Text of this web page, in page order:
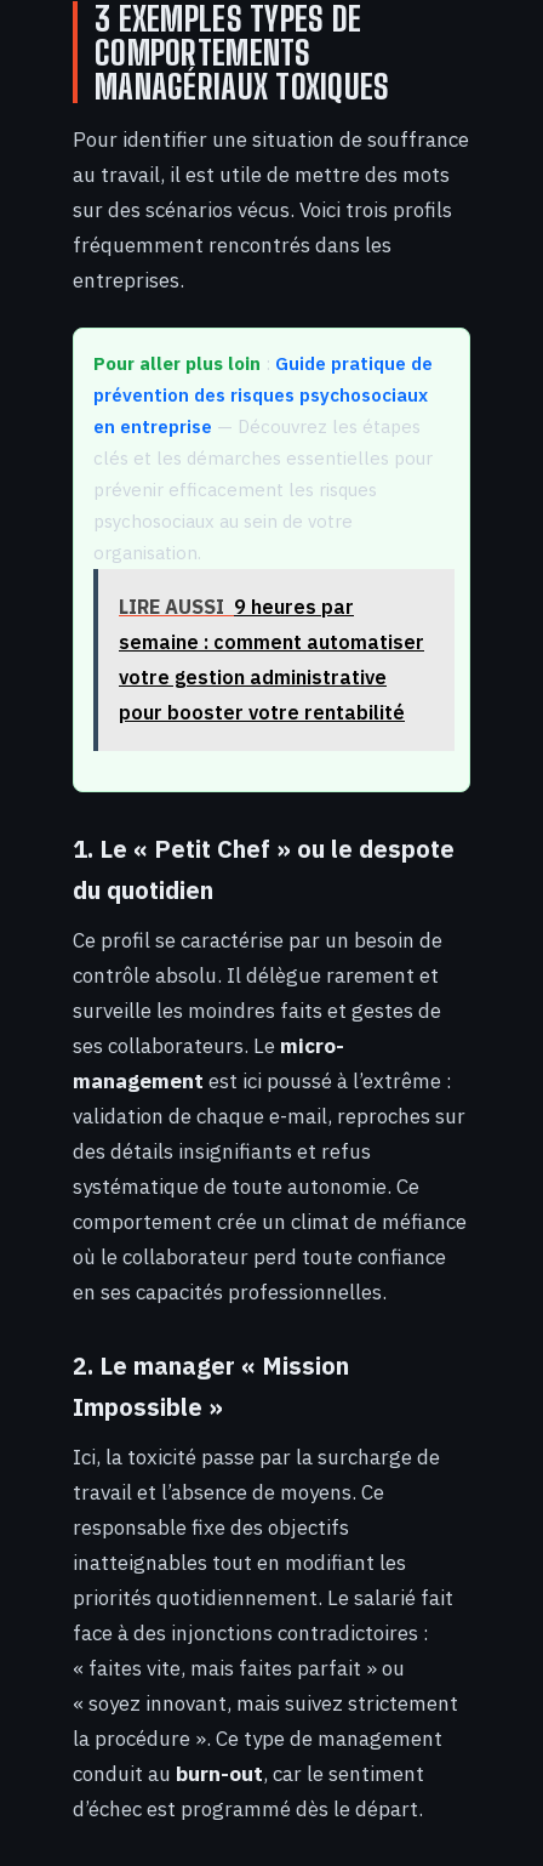
3 EXEMPLES TYPES DE
COMPORTEMENTS
MANAGÉRIAUX TOXIQUES
Pour identifier une situation de souffrance
au travail, il est utile de mettre des mots
sur des scénarios vécus. Voici trois profils
fréquemment rencontrés dans les
entreprises.
Pour aller plus loin : Guide pratique de
prévention des risques psychosociaux
en entreprise — Découvrez les étapes
clés et les démarches essentielles pour
prévenir efficacement les risques
psychosociaux au sein de votre
organisation.
LIRE AUSSI 9 heures par
semaine : comment automatiser
votre gestion administrative
pour booster votre rentabilité
1. Le « Petit Chef » ou le despote
du quotidien
Ce profil se caractérise par un besoin de
contrôle absolu. Il délègue rarement et
surveille les moindres faits et gestes de
ses collaborateurs. Le micro-
management est ici poussé à l’extrême :
validation de chaque e-mail, reproches sur
des détails insignifiants et refus
systématique de toute autonomie. Ce
comportement crée un climat de méfiance
où le collaborateur perd toute confiance
en ses capacités professionnelles.
2. Le manager « Mission
Impossible »
Ici, la toxicité passe par la surcharge de
travail et l’absence de moyens. Ce
responsable fixe des objectifs
inatteignables tout en modifiant les
priorités quotidiennement. Le salarié fait
face à des injonctions contradictoires :
« faites vite, mais faites parfait » ou
« soyez innovant, mais suivez strictement
la procédure ». Ce type de management
conduit au burn-out, car le sentiment
d’échec est programmé dès le départ.